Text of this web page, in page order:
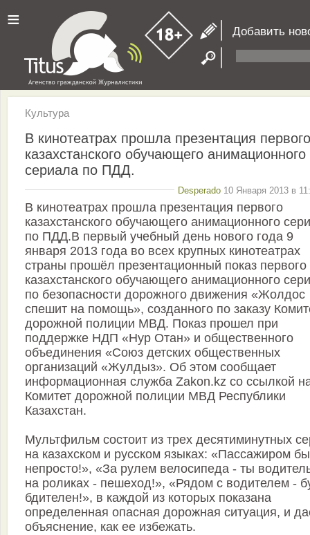
≡ Добавить
Культура
В кинотеатрах прошла презентация первого
казахстанского обучающего анимационного
сериала по ПДД.
Desperado 10 Января 2013 в
В кинотеатрах прошла презентация первого
казахстанского обучающего анимационного
по ПДД.В первый учебный день нового года 9
января 2013 года во всех крупных кинотеатрах
страны прошёл презентационный показ первого
казахстанского обучающего анимационного
по безопасности дорожного движения «Жолдос
спешит на помощь», созданного по заказу
дорожной полиции МВД. Показ прошел при
поддержке НДП «Нур Отан» и общественного
объединения «Союз детских общественных
организаций «Жулдыз». Об этом сообщает
информационная служба Zakon.kz со ссылкой
Комитет дорожной полиции МВД Республики
Казахстан.
Мультфильм состоит из трех десятиминутных
на казахском и русском языках: «Пассажиром
непросто!», «За рулем велосипеда - ты
на роликах - пешеход!», «Рядом с водителем -
бдителен!», в каждой из которых показана
определенная опасная дорожная ситуация, и
объяснение, как ее избежать.